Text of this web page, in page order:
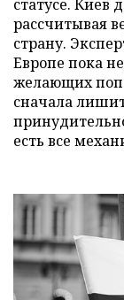
статусе. Киев
рассчитывая
страну.
Европе пока
желающих
сначала
есть все